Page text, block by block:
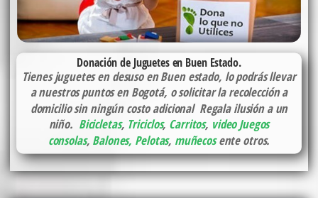
Donación de Juguetes en Buen Estado.
Tienes juguetes en desuso en Buen estado, lo podrás llevar
a nuestros puntos en Bogotá, o solicitar la recolección a
domicilio sin ningún costo adicional Regala ilusión a un
niño. Bicicletas, Triciclos, Carritos, video Juegos
consolas, Balones, Pelotas, muñecosente otros.